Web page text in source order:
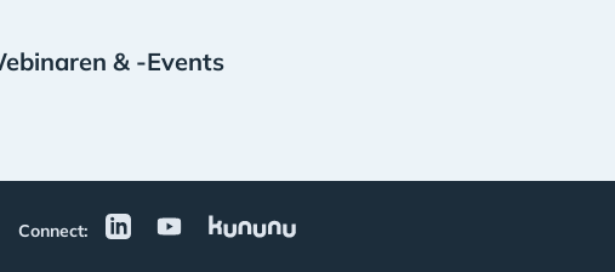
& -Events
Connect: